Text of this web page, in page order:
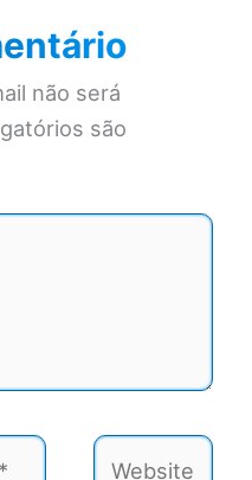
não será
são
Website